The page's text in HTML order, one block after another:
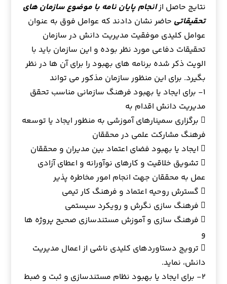
نتایج حاصل ازانجام پایان نامه با موضوع سازمان های
تحقیقاتی حاضر نشان دادند که عوامل فوق به عنوان
عوامل کلیدی موفقیت مدیریت دانش در سازمان
تحقیقات دفاعی مورد نظر بوده و این سازمان باید با
الویت ذکر شده برنامه های بهبود را برای آن ها در نظر
بگیرد. برای این منظور سازمان مذکور می تواند
۱- برای ایجاد یا بهبود فرهنگ سازمانی مناسب تحقق
مدیریت دانش اقدام به
 برگزاری سمینارهای آموزشی به منظور ایجاد یا توسعه
فرهنگ مشارکت علمی در محققان
 ایجاد یا بهبود فضای اعتماد بین مدیران و محققان
 تشویق خلاقیت و کارهای نوآورانه و اعطای آزادی
عمل به محققان جهت انجام امور مخاطره پذیر
 گسترش روحیه اعتماد و فرهنگ کار تیمی
 فرهنگ سازی نگرش و رویکرد سیستمی
 فرهنگ سازی و آموزش مستندسازی صحیح پروژه ها
و
 ترویج دستاوردهای کلیدی ناشی از اعمال مدیریت
دانش، نماید.
۲- برای ایجاد یا بهبود نظام مستندسازی و ثبت و ضبط